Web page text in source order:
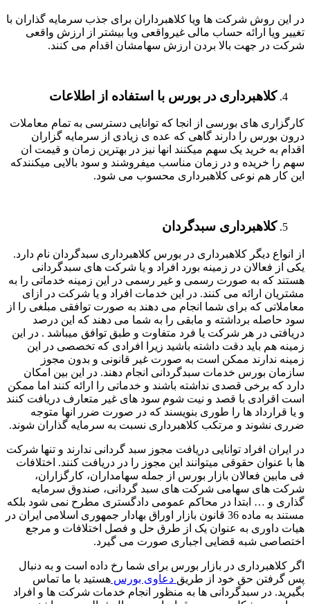
در این روش شرکت ها ویا کلاهبرداران برای جذب سرمایه گذاران با
تغییر ویا ارائه حساب مالی غیرواقعی ویا بیشتر از ارزش واقعی
شرکت در جهت بالا بردن ارزش سهامشان اقدام می کنند.
کلاهبرداری در بورس با استفاده از اطلاعات
کارگزاری های بورسی از انجا که توانایی دسترسی به تمام معاملات
درون بورس را دارند گاهی که عده ی زیادی از سرمایه گزاران
اقدام به خرید یک سهم میکنند انها نیز در بهترین زمان و قیمت ان
سهم را خریده و در زمان مناسب میفروشند و سود بالایی میکنندکه
این کار هم نوعی کلاهبرداری محسوب می شود.
کلاهبرداری سبدگردان
از انواع دیگر کلاهبرداری در بورس کلاهبرداری سبدگردان نام دارد.
یکی از فعالان در زمینه بورد افراد و یا شرکت های سبدگردانی
هستند که به صورت رسمی و غیر رسمی در این زمینه خدماتی را به
مشتریان ارائه می کنند. در این خدمات افراد و یا شرکت در ازای
معاملاتی که برای شما انجام می دهند به صورت توافقی مبلغی را از
سود حاصله برداشته و مابقی را به شما می دهند که این درصد
دریافتی در هر شرکت یا فرد متفاوت و طبق توافق میباشد . در این
زمینه هم باید دقت داشته باشید زیرا افرادی که تخصصی در این
زمینه ندارند ممکن است به صورت غیر قانونی و بدون مجوز
سازمان بورس خدمات سبدگردانی انجام دهند. در این بین امکان
دارد که برخی قصدی نداشته باشند و خدماتی را ارائه کنند اما ممکن
است اقرادی با قصد و نیت شوم سود های غیر متعارف دریافت کنند
و یا قرارداد ها را طوری بنویسند که در صورت ضرر انها متوجه
ضرری نشوند و مرتکب کلاهبرداری نسبت به سرمایه گذاران شوند.
در ایران افراد توانایی دریافت مجوز سبد گردانی ندارند و تنها شرکت
ها با عنوان حقوقی میتوانند این مجوز را در دریافت کنند. اختلافات
فی مابین فعالان بازار بورس از جمله سهامداران، کارگزاران،
شرکت های سهامی شرکت های سبد گردانی، صندوق سرمایه
گذاری و … ابتدا در محاکم عمومی دادگستری مطرح نمی شود بلکه
مستند به ماده 36 قانون بازار اوراق بهادار جمهوری اسلامی ایران در
هیات داوری به عنوان یک از طرق حل و فصل اختلافات و مرجع
اختصاصی شبه قضایی اجباری صورت می گیرد.
اگر کلاهبرداری در بازار بورس برای شما رخ داده است و به دنبال
پس گرفتن حق خود از طريق دعاوی بورس هستید با ما تماس
بگیرید. در سبدگردانی ها به منظور انجام خدمات شرکت ها و افراد